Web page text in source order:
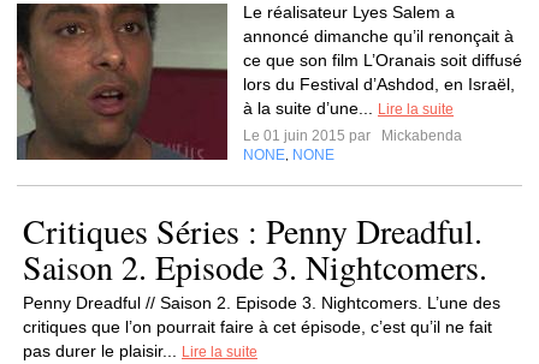
Le réalisateur Lyes Salem a
annoncé dimanche qu’il renonçait à
ce que son film L’Oranais soit diffusé
lors du Festival d’Ashdod, en Israël,
à la suite d’une...
Lire la suite
Le 01 juin 2015 par
Mickabenda
NONE NONE
Critiques Séries : Penny Dreadful.
Saison 2. Episode 3. Nightcomers.
Penny Dreadful // Saison 2. Episode 3. Nightcomers. L’une des
critiques que l’on pourrait faire à cet épisode, c’est qu’il ne fait
pas durer le plaisir...
Lire la suite